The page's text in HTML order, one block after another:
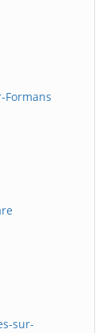
sur-